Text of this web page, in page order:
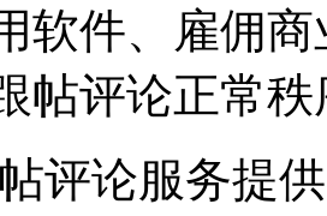
软件、雇佣
帖评论正常
评论服务提